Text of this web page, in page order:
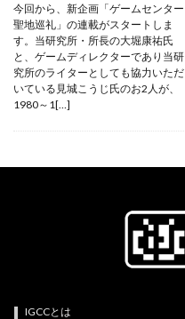
今回から、新企画「ゲームセンター
聖地巡礼」の連載がスタートしま
す。当研究所・所長の大堀康祐氏
と、ゲームディレクターであり当研
究所のライターとしても協力いただ
いている見城こうじ氏のお2人が、
1980～1[…]
IGCCとは